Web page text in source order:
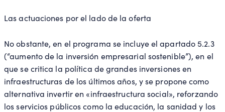
Las actuaciones por el lado de la oferta
No obstante, en el programa se incluye el apartado 5.2.3
(“aumento de la inversión empresarial sostenible”), en el
que se critica la política de grandes inversiones en
infraestructuras de los últimos años, y se propone como
alternativa invertir en «infraestructura social», reforzando
los servicios públicos como la educación, la sanidad y los